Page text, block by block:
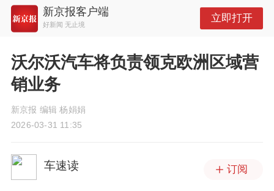
新京报客户端
好新闻 无止境
立即打开
沃尔沃汽车将负责领克欧洲区域营
销业务
新京报 编辑 杨娟娟
2026-03-31 11:35
车速读 订阅